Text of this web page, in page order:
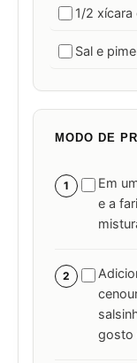
1/2 xícara
Sal e
MODO DE
1
Em
e a
2
gosto